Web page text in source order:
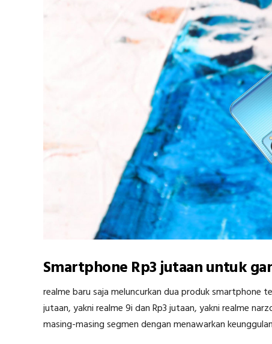
Smartphone Rp3 jutaan untuk
realme baru saja meluncurkan dua produk smartphone
jutaan, yakni realme 9i dan Rp3 jutaan, yakni realme
masing-masing segmen dengan menawarkan